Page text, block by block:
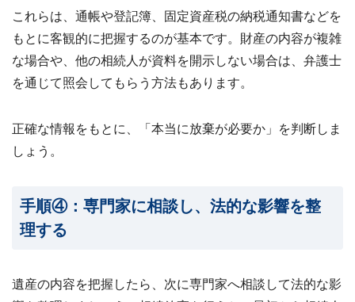
これらは、通帳や登記簿、固定資産税の納税通知書などを
もとに客観的に把握するのが基本です。財産の内容が複雑
な場合や、他の相続人が資料を開示しない場合は、弁護士
を通じて照会してもらう方法もあります。
正確な情報をもとに、「本当に放棄が必要か」を判断しま
しょう。
手順④：専門家に相談し、法的な影響を整
理する
遺産の内容を把握したら、次に専門家へ相談して法的な影